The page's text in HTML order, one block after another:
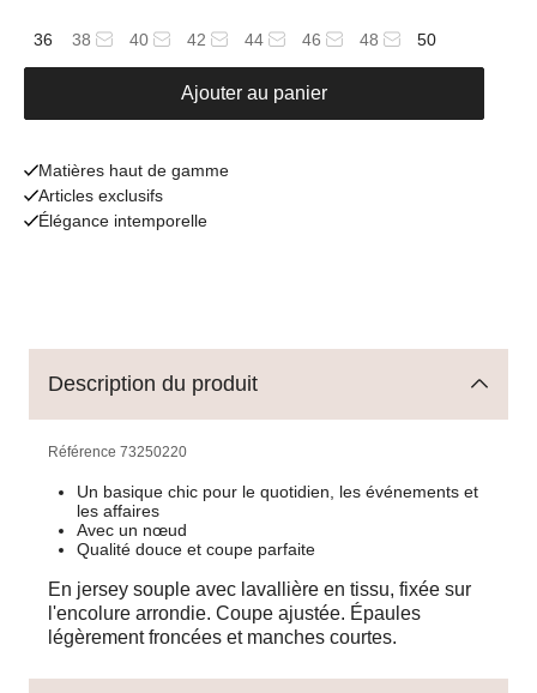
36 38 40 42 44 46 48 50
Ajouter au panier
Matières haut de gamme
Articles exclusifs
Élégance intemporelle
Description du produit
Référence 73250220
Un basique chic pour le quotidien, les événements et
les affaires
Avec un nœud
Qualité douce et coupe parfaite
En jersey souple avec lavallière en tissu, fixée sur
l'encolure arrondie. Coupe ajustée. Épaules
légèrement froncées et manches courtes.